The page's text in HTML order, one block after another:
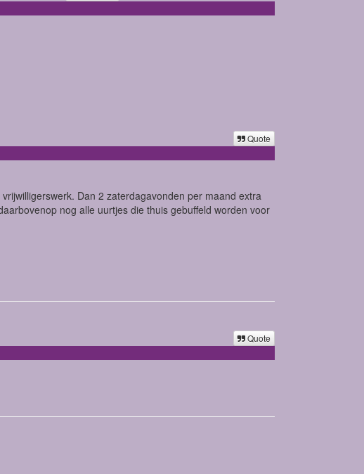
Quote
Dan 2 zaterdagavonden per maand extra
nog alle uurtjes die thuis gebuffeld worden voor
Quote